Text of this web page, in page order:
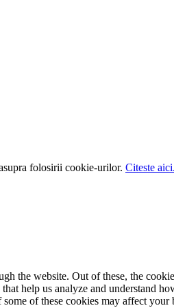
folosirii cookie-urilor. Citeste aici.
the website. Out of these, the
help us analyze and understand
of these cookies may affect your